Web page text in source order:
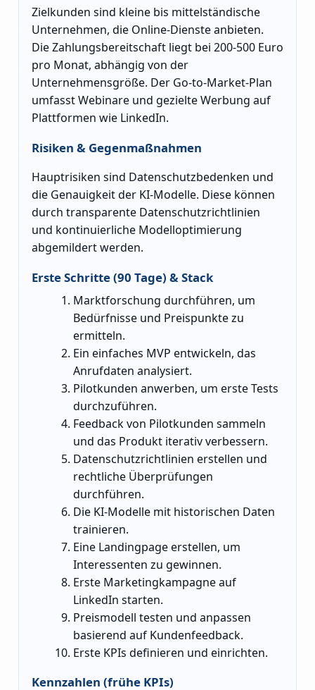
Zielkunden sind kleine bis mittelständische
Unternehmen, die Online-Dienste anbieten.
Die Zahlungsbereitschaft liegt bei 200-500 Euro
pro Monat, abhängig von der
Unternehmensgröße. Der Go-to-Market-Plan
umfasst Webinare und gezielte Werbung auf
Plattformen wie LinkedIn.
Risiken & Gegenmaßnahmen
Hauptrisiken sind Datenschutzbedenken und
die Genauigkeit der KI-Modelle. Diese können
durch transparente Datenschutzrichtlinien
und kontinuierliche Modelloptimierung
abgemildert werden.
Erste Schritte (90 Tage) & Stack
Marktforschung durchführen, um
Bedürfnisse und Preispunkte zu
ermitteln.
Ein einfaches MVP entwickeln, das
Anrufdaten analysiert.
Pilotkunden anwerben, um erste Tests
durchzuführen.
Feedback von Pilotkunden sammeln
und das Produkt iterativ verbessern.
Datenschutzrichtlinien erstellen und
rechtliche Überprüfungen
durchführen.
Die KI-Modelle mit historischen Daten
trainieren.
Eine Landingpage erstellen, um
Interessenten zu gewinnen.
Erste Marketingkampagne auf
LinkedIn starten.
Preismodell testen und anpassen
basierend auf Kundenfeedback.
Erste KPIs definieren und einrichten.
Kennzahlen (frühe KPIs)